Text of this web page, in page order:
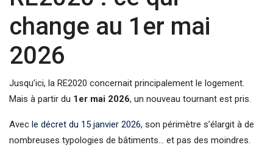
change au 1er mai
2026
Jusqu’ici, la RE2020 concernait principalement le logement.
Mais à partir du 1er mai 2026, un nouveau tournant est pris.
Avec le décret du 15 janvier 2026, son périmètre s’élargit à de
nombreuses typologies de bâtiments… et pas des moindres.